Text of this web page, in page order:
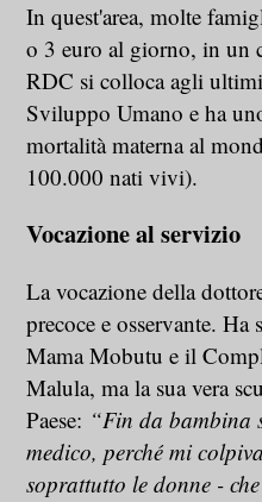
In quest'area, molte
o 3 euro al giorno, in un
RDC si colloca agli
Sviluppo Umano e ha
mortalità materna al
100.000 nati vivi).
Vocazione al servizio
La vocazione della
precoce e osservante.
Mama Mobutu e il
Malula, ma la sua vera
Paese: “Fin da bambina
medico, perché mi
soprattutto le donne -